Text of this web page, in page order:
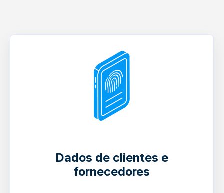
Dados de clientes e
fornecedores